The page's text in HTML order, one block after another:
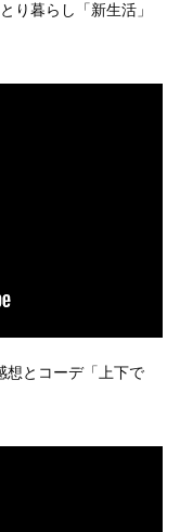
り暮らし「新生活」
想とコーデ「上下で